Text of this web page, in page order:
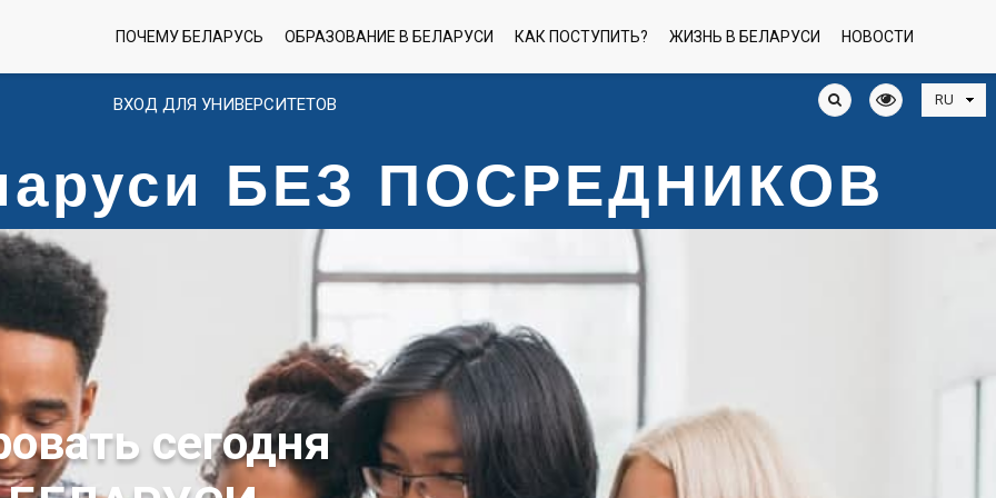
ВХОД ДЛЯ УНИВЕРСИТЕТОВ
ПОЧЕМУ БЕЛАРУСЬ ОБРАЗОВАНИЕ В БЕЛАРУСИ КАК ПОСТУПИТЬ? ЖИЗНЬ В БЕЛАРУСИ НОВОСТИ
БЕЗ ПОСРЕДНИКОВ
сегодня